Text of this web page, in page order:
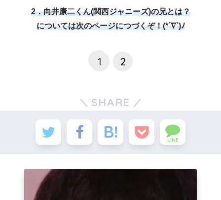
2．向井康二くん(関西ジャニーズ)の兄とは？
については次のページにつづくぞ！(*´∇`)ﾉ
1 2
SHARE
LINE